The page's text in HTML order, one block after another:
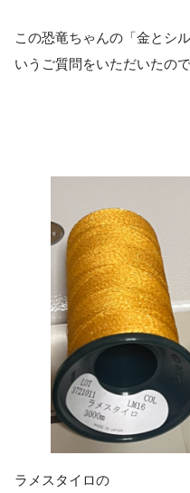
この恐竜ちゃんの「金とシ
いうご質問をいただいたの
ラメスタイロの